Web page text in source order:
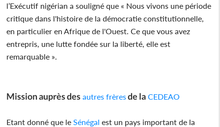
l’Exécutif nigérian a souligné que « Nous vivons une période
critique dans l'histoire de la démocratie constitutionnelle,
en particulier en Afrique de l'Ouest. Ce que vous avez
entrepris, une lutte fondée sur la liberté, elle est
remarquable ».
Mission auprès des autres frèresde la CEDEAO
Etant donné que le Sénégal est un pays important de la